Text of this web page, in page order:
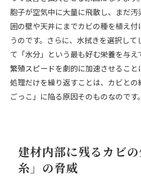
胞子が空気中に大量に飛散し、まだ
囲の壁や天井にまでカビの種を植え付
うのです。さらに、水拭きを選択して
て「水分」という最も好む栄養を与え
繁殖スピードを劇的に加速させること
処理だけを繰り返すことは、カビとの
ごっこ」に陥る原因そのものなのです。
建材内部に残るカビ
糸」の脅威